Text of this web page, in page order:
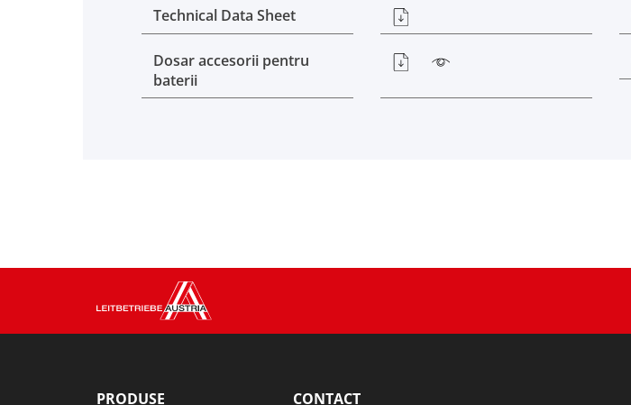
Technical Data Sheet
Dosar accesorii pentru
baterii
PRODUSE CONTACT